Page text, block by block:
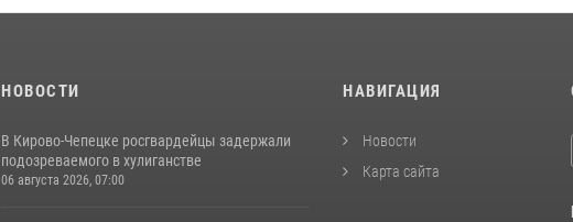
НОВОСТИ
В Кирово-Чепецке росгвардейцы задержали
подозреваемого в хулиганстве
06 августа 2026, 07:00
НАВИГАЦИЯ
Новости
Карта сайта